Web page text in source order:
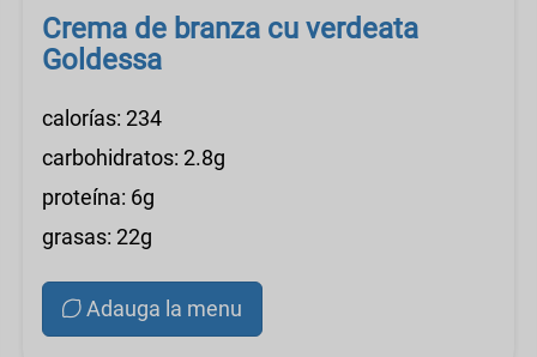
Crema de branza cu verdeata
Goldessa
calorías: 234
carbohidratos: 2.8g
proteína: 6g
grasas: 22g
Adauga la menu